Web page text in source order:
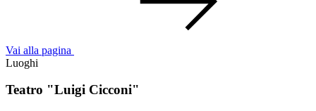
Vai alla pagina
Luoghi
Teatro "Luigi Cicconi"